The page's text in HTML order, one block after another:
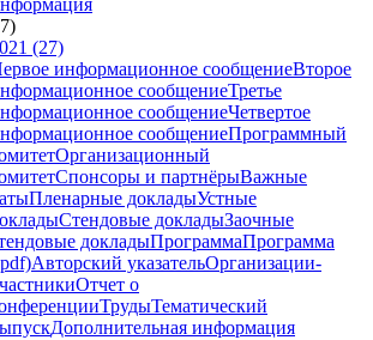
(27)
информационное сообщениеВторое
сообщениеТретье
сообщениеЧетвертое
сообщениеПрограммный
Организационный
Спонсоры и партнёрыВажные
Пленарные докладыУстные
Стендовые докладыЗаочные
докладыПрограммаПрограмма
Авторский указательОрганизации-
Отчет о
ТрудыТематический
Дополнительная информация